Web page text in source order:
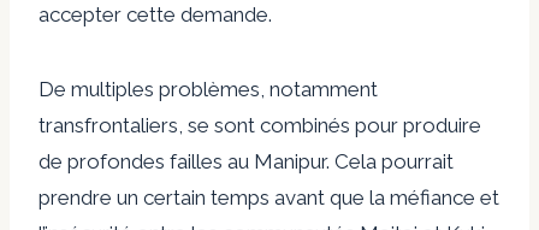
accepter cette demande.
De multiples problèmes, notamment
transfrontaliers, se sont combinés pour produire
de profondes failles au Manipur. Cela pourrait
prendre un certain temps avant que la méfiance et